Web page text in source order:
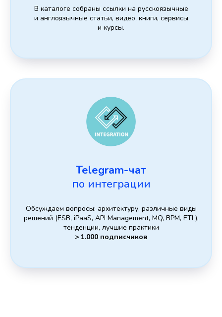
В каталоге собраны ссылки на русскоязычные
и англоязычные статьи, видео, книги, сервисы
и курсы.
Telegram-чат
по интеграции
Обсуждаем вопросы: архитектуру, различные виды
решений (ESB, iPaaS, API Management, MQ, BPM, ETL),
тенденции, лучшие практики
> 1.000 подписчиков